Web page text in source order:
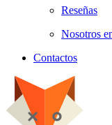
Reseñas
Nosotros
Contactos